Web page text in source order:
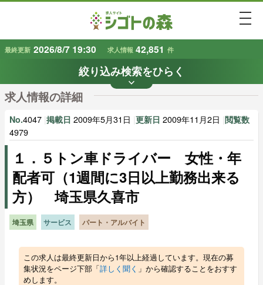
最終更新 2026/8/7 19:30 求人情報 42,851 件
絞り込み検索をひらく
keyboard_arrow_down
条件から探す
地域 で探す 業種で探す
雇用形態 で探す 賃金で探す
キーワードで探す
求人情報の詳細
No.4047 掲載日 2009年5月31日 更新日 2009年11月2日 閲覧数
4979
１．５トン車ドライバー 女性・年
配者可（1週間に3日以上勤務出来る
方） 埼玉県久喜市
埼玉県 サービス パート・アルバイト
この求人は最終更新日から1年以上経過しています。現在の募
集状況をページ下部「詳しく聞く 」から確認することをおすす
めします。